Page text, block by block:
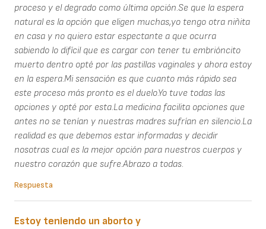
proceso y el degrado como última opción.Se que la espera
natural es la opción que eligen muchas,yo tengo otra niñita
en casa y no quiero estar espectante a que ocurra
sabiendo lo difícil que es cargar con tener tu embrióncito
muerto dentro opté por las pastillas vaginales y ahora estoy
en la espera.Mi sensación es que cuanto más rápido sea
este proceso más pronto es el duelo.Yo tuve todas las
opciones y opté por esta.La medicina facilita opciones que
antes no se tenían y nuestras madres sufrían en silencio.La
realidad es que debemos estar informadas y decidir
nosotras cual es la mejor opción para nuestros cuerpos y
nuestro corazón que sufre.Abrazo a todas.
Respuesta
Estoy teniendo un aborto y